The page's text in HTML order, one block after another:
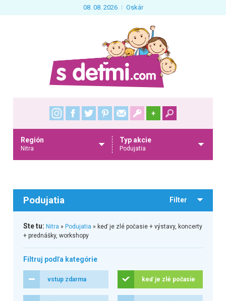
08. 08. 2026 Oskár
+
Región
Nitra
Typ akcie
Podujatia
Podujatia Filter
Ste tu: Nitra » Podujatia » keď je zlé počasie + výstavy, koncerty
+ prednášky, workshopy
Filtruj podľa kategórie
vstup zdarma keď je zlé počasie